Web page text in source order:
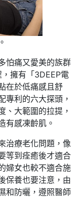
怕痛又愛美的族群
擁有「3DEEP電
在於低痛感且舒
專利的六大探頭，
、大範圍的拉提，
有感凍齡肌。
治療老化問題，像
等到痊癒後才適合
婦女也較不適合施
保養也要注意，由
和防曬，遵照醫師